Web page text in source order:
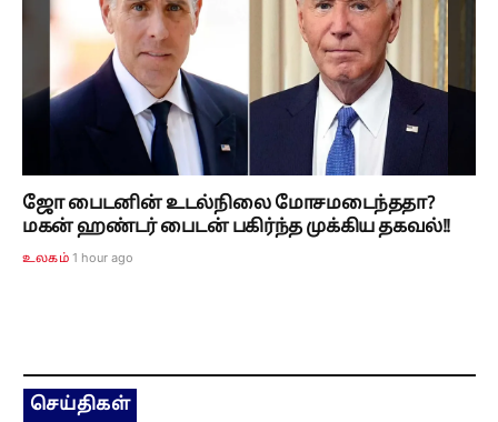
ஜோ பைடனின் உடல்நிலை மோசமடைந்ததா?
மகன் ஹண்டர் பைடன் பகிர்ந்த முக்கிய தகவல்!!
உலகம் 1 hour ago
செய்திகள்